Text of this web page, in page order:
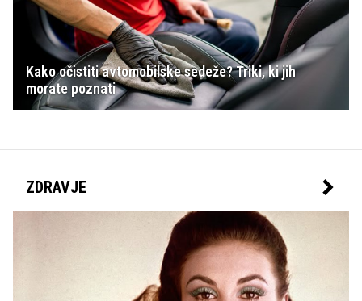
Kako očistiti avtomobilske sedeže? Triki, ki jih
morate poznati
ZDRAVJE